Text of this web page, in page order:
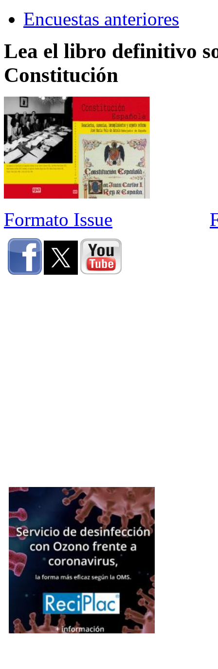
Encuestas anteriores
Lea el libro definitivo
Constitución
Formato Issue